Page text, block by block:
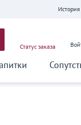
Статус заказа